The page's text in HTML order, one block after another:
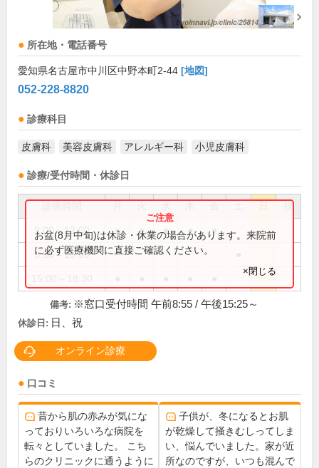
所在地・電話番号
愛知県名古屋市中川区中野本町2-44 [地図]
052-228-8820
診療科目
皮膚科 美容皮膚科 アレルギー科 小児皮膚科
診療/受付時間・休診日
祝
9:00～12:00 ● ● ● ● ●
9:00～15:30
お盆(8月中旬)は休診・休業の場合があります。来院前
に必ず医療機関に直接ご確認ください。
×閉じる
備考: ※窓口受付時間 午前8:55 / 午後15:25～
休診日: 日、祝
オンライン診療
口コミ
昔から肌の赤みが気にな
っておりいろいろな病院を
転々としていました。 こち
らのクリニックに通うように
子供が、冬になるとお肌
が乾燥して掻きむしってしま
い、悩んでいました。家が近
所なのですが、いつも混んで